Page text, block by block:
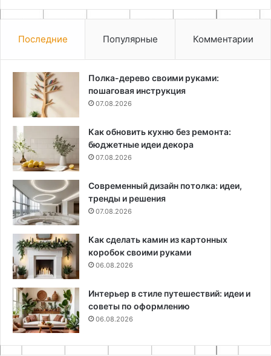
Последние Популярные Комментарии
Полка-дерево своими руками:
пошаговая инструкция
07.08.2026
Как обновить кухню без ремонта:
бюджетные идеи декора
07.08.2026
Современный дизайн потолка: идеи,
тренды и решения
07.08.2026
Как сделать камин из картонных
коробок своими руками
06.08.2026
Интерьер в стиле путешествий: идеи и
советы по оформлению
06.08.2026